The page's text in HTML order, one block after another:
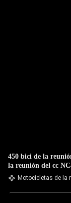
450 bici de la
la reunión del cc
Motocicletas de la